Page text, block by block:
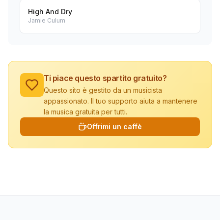
High And Dry
Jamie Culum
Ti piace questo spartito gratuito?
Questo sito è gestito da un musicista
appassionato. Il tuo supporto aiuta a mantenere
la musica gratuita per tutti.
Offrimi un caffè